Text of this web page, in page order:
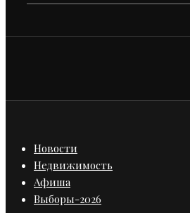
Новости
Недвижимость
Афиша
Выборы-2026